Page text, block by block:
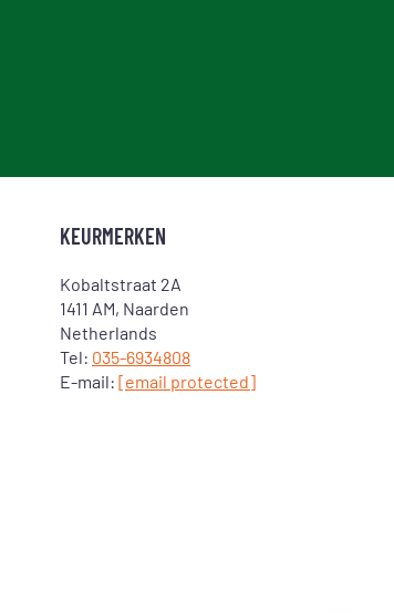
KEURMERKEN
Kobaltstraat 2A
1411 AM, Naarden
Netherlands
Tel: 035-6934808
E-mail: [email protected]